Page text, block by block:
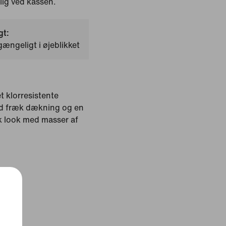
ved kassen.
i øjeblikket
klorresistente
fræk dækning og en
look med masser af